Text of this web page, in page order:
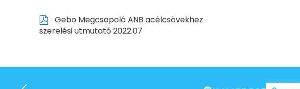
Gebo Megcsapoló ANB acélcsövekhez
szerelési utmutató 2022.07